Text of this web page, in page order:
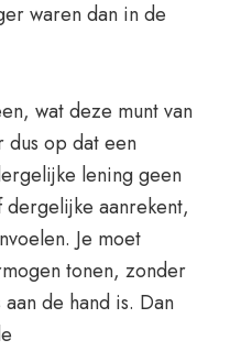
waren dan in de
wat deze munt van
op dat een
lening geen
aanrekent,
Je moet
tonen, zonder
de hand is. Dan